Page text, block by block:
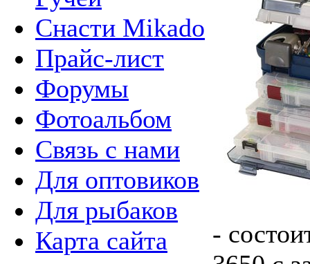
Снасти Mikado
Прайс-лист
Форумы
Фотоальбом
Связь с нами
Для оптовиков
Для рыбаков
Карта сайта
-